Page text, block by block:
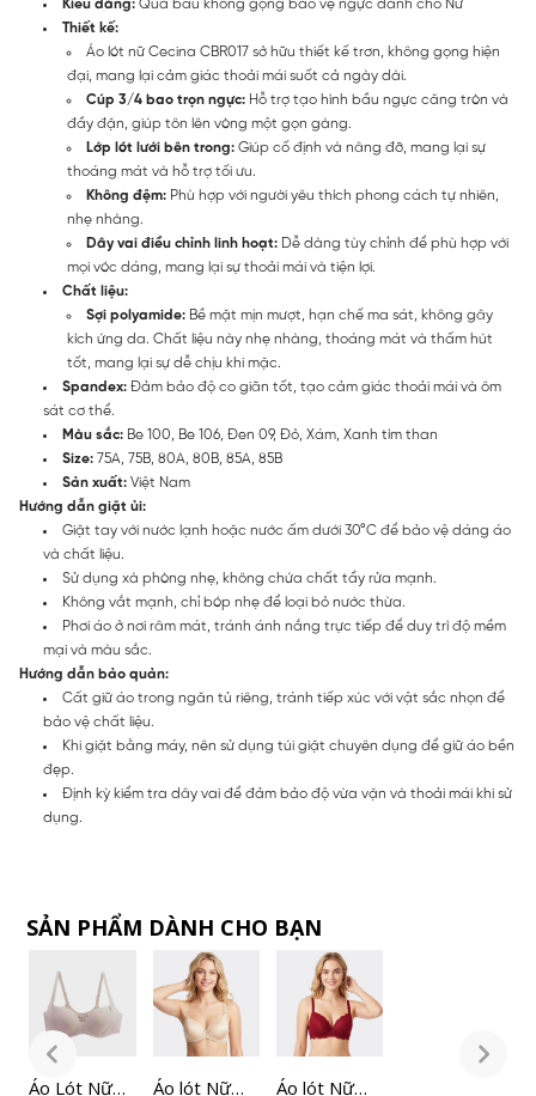
Kiểu dáng: Quả bầu không gọng bảo vệ ngực dành cho Nữ
Thiết kế:
Áo lót nữ Cecina CBR017 sở hữu thiết kế trơn, không gọng hiện
đại, mang lại cảm giác thoải mái suốt cả ngày dài.
Cúp 3/4 bao trọn ngực: Hỗ trợ tạo hình bầu ngực căng tròn và
đầy đặn, giúp tôn lên vòng một gọn gàng.
Lớp lót lưới bên trong: Giúp cố định và nâng đỡ, mang lại sự
thoáng mát và hỗ trợ tối ưu.
Không đệm: Phù hợp với người yêu thích phong cách tự nhiên,
nhẹ nhàng.
Dây vai điều chỉnh linh hoạt: Dễ dàng tùy chỉnh để phù hợp với
mọi vóc dáng, mang lại sự thoải mái và tiện lợi.
Chất liệu:
Sợi polyamide: Bề mặt mịn mượt, hạn chế ma sát, không gây
kích ứng da. Chất liệu này nhẹ nhàng, thoáng mát và thấm hút
tốt, mang lại sự dễ chịu khi mặc.
Spandex: Đảm bảo độ co giãn tốt, tạo cảm giác thoải mái và ôm
sát cơ thể.
Màu sắc: Be 100, Be 106, Đen 09, Đỏ, Xám, Xanh tím than
Size: 75A, 75B, 80A, 80B, 85A, 85B
Sản xuất: Việt Nam
Hướng dẫn giặt ủi:
Giặt tay với nước lạnh hoặc nước ấm dưới 30°C để bảo vệ dáng áo
và chất liệu.
Sử dụng xà phòng nhẹ, không chứa chất tẩy rửa mạnh.
Không vắt mạnh, chỉ bóp nhẹ để loại bỏ nước thừa.
Phơi áo ở nơi râm mát, tránh ánh nắng trực tiếp để duy trì độ mềm
mại và màu sắc.
Hướng dẫn bảo quản:
Cất giữ áo trong ngăn tủ riêng, tránh tiếp xúc với vật sắc nhọn để
bảo vệ chất liệu.
Khi giặt bằng máy, nên sử dụng túi giặt chuyên dụng để giữ áo bền
đẹp.
Định kỳ kiểm tra dây vai để đảm bảo độ vừa vặn và thoải mái khi sử
dụng.
SẢN PHẨM DÀNH CHO BẠN
Áo Lót Nữ
Áo lót Nữ
Áo lót Nữ